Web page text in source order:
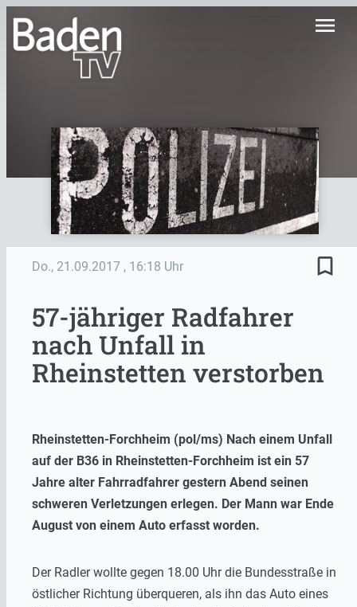
menu
Do., 21.09.2017 , 16:18 Uhr bookmark_border
57-jähriger Radfahrer
nach Unfall in
Rheinstetten verstorben
Rheinstetten-Forchheim (pol/ms) Nach einem Unfall
auf der B36 in Rheinstetten-Forchheim ist ein 57
Jahre alter Fahrradfahrer gestern Abend seinen
schweren Verletzungen erlegen. Der Mann war Ende
August von einem Auto erfasst worden.
Der Radler wollte gegen 18.00 Uhr die Bundesstraße in
östlicher Richtung überqueren, als ihn das Auto eines